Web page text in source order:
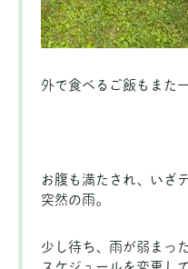
外で食べるご飯もまた
お腹も満たされ、いざ
突然の雨。
少し待ち、雨が弱まっ